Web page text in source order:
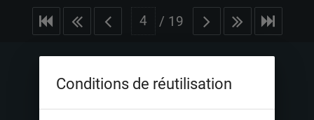
/ 19
Conditions de réutilisation